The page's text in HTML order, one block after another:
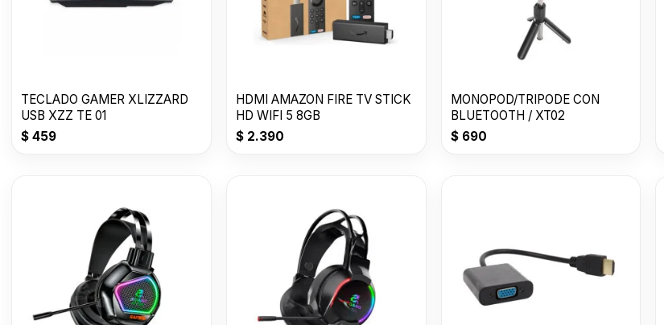
TECLADO GAMER XLIZZARD
USB XZZ TE 01
$ 459
HDMI AMAZON FIRE TV STICK
HD WIFI 5 8GB
$2.390
MONOPOD/TRIPODE CON
BLUETOOTH / XT02
$690